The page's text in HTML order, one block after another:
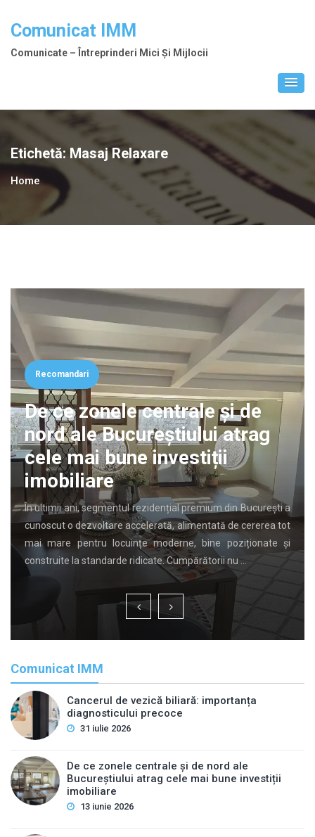
Comunicat IMM
Comunicate – Întreprinderi Mici Și Mijlocii
Etichetă: Masaj Relaxare
Home
Recomandari
De ce zonele centrale și de
nord ale Bucureștiului atrag
cele mai bune investiții
imobiliare
În ultimii ani, segmentul rezidențial premium din București a
cunoscut o dezvoltare accelerată, alimentată de cererea tot
mai mare pentru locuințe moderne, bine poziționate și
construite la standarde ridicate. Cumpărătorii nu …
Comunicat IMM
Cancerul de vezică biliară: importanța
diagnosticului precoce
31 iulie 2026
De ce zonele centrale și de nord ale
Bucureștiului atrag cele mai bune investiții
imobiliare
13 iunie 2026